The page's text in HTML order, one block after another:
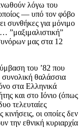
λόγω του
— υπό τον φόβο
συνθήκες για μόνιμο
”μαξιμαλιστική”
μας στα 12
του ’82 που
θαλάσσια
στα Ελληνικά
και στο Ιόνιο (όπως
τελευταίες
οι οποίες δεν
την εθνική κυριαρχία